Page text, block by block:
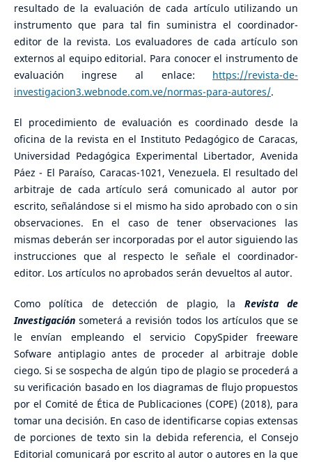
resultado de la evaluación de cada artículo utilizando un
instrumento que para tal fin suministra el coordinador-
editor de la revista. Los evaluadores de cada artículo son
externos al equipo editorial. Para conocer el instrumento de
evaluación ingrese al enlace: https://revista-de-
investigacion3.webnode.com.ve/normas-para-autores/.
El procedimiento de evaluación es coordinado desde la
oficina de la revista en el Instituto Pedagógico de Caracas,
Universidad Pedagógica Experimental Libertador, Avenida
Páez - El Paraíso, Caracas-1021, Venezuela. El resultado del
arbitraje de cada artículo será comunicado al autor por
escrito, señalándose si el mismo ha sido aprobado con o sin
observaciones. En el caso de tener observaciones las
mismas deberán ser incorporadas por el autor siguiendo las
instrucciones que al respecto le señale el coordinador-
editor. Los artículos no aprobados serán devueltos al autor.
Como política de detección de plagio, la Revista de
Investigaciónsometerá a revisión todos los artículos que se
le envían empleando el servicio CopySpider freeware
Sofware antiplagio antes de proceder al arbitraje doble
ciego. Si se sospecha de algún tipo de plagio se procederá a
su verificación basado en los diagramas de flujo propuestos
por el Comité de Ética de Publicaciones (COPE) (2018), para
tomar una decisión. En caso de identificarse copias extensas
de porciones de texto sin la debida referencia, el Consejo
Editorial comunicará por escrito al autor o autores en la que